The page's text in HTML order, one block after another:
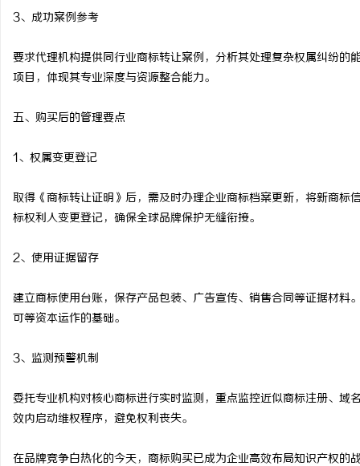
3、成功案例参考
要求代理机构提供同行业商标转让案例，分析其处理复杂权属纠纷
项目，体现其专业深度与资源整合能力。
五、购买后的管理要点
1、权属变更登记
取得《商标转让证明》后，需及时办理企业商标档案更新，将新商
标权利人变更登记，确保全球品牌保护无缝衔接。
2、使用证据留存
建立商标使用台账，保存产品包装、广告宣传、销售合同等证据材
可等资本运作的基础。
3、监测预警机制
委托专业机构对核心商标进行实时监测，重点监控近似商标注册、
效内启动维权程序，避免权利丧失。
在品牌竞争白热化的今天，商标购买已成为企业高效布局知识产权